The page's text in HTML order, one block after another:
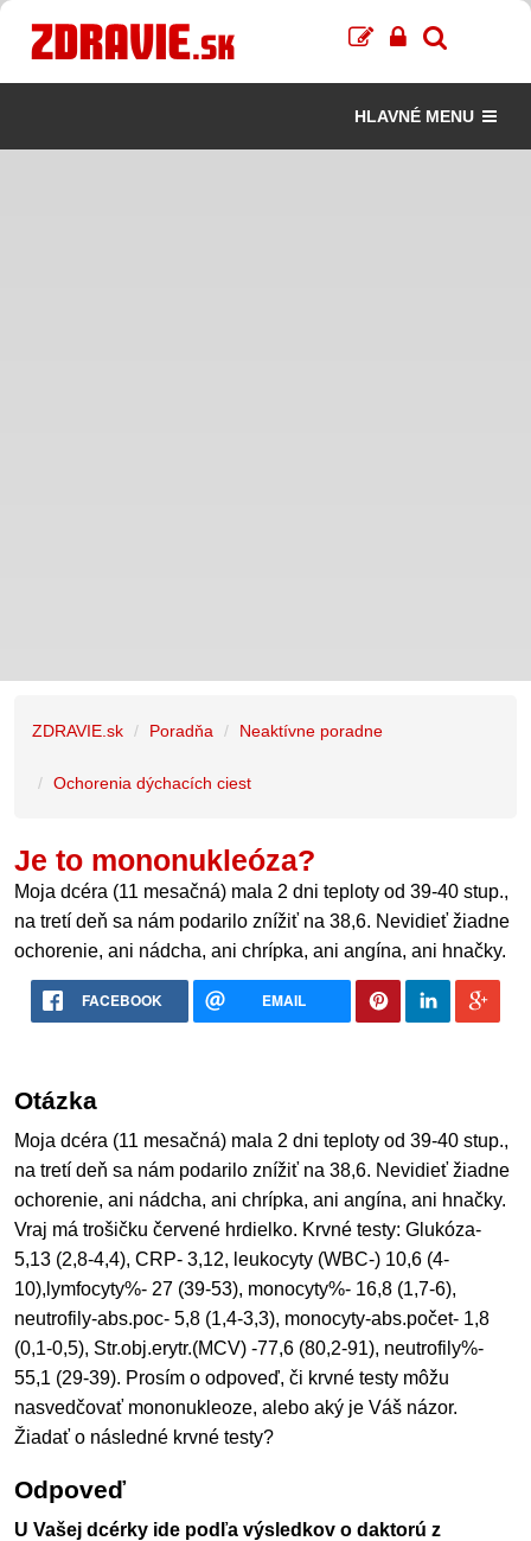
HLAVNÉ MENU
ZDRAVIE.sk Poradňa Neaktívne poradne
Ochorenia dýchacích ciest
Je to mononukleóza?
Moja dcéra (11 mesačná) mala 2 dni teploty od 39-40 stup.,
na tretí deň sa nám podarilo znížiť na 38,6. Nevidieť žiadne
ochorenie, ani nádcha, ani chrípka, ani angína, ani hnačky.
FACEBOOK EMAIL
Otázka
Moja dcéra (11 mesačná) mala 2 dni teploty od 39-40 stup.,
na tretí deň sa nám podarilo znížiť na 38,6. Nevidieť žiadne
ochorenie, ani nádcha, ani chrípka, ani angína, ani hnačky.
Vraj má trošičku červené hrdielko. Krvné testy: Glukóza-
5,13 (2,8-4,4), CRP- 3,12, leukocyty (WBC-) 10,6 (4-
10),lymfocyty%- 27 (39-53), monocyty%- 16,8 (1,7-6),
neutrofily-abs.poc- 5,8 (1,4-3,3), monocyty-abs.počet- 1,8
(0,1-0,5), Str.obj.erytr.(MCV) -77,6 (80,2-91), neutrofily%-
55,1 (29-39). Prosím o odpoveď, či krvné testy môžu
nasvedčovať mononukleoze, alebo aký je Váš názor.
Žiadať o následné krvné testy?
Odpoveď
U Vašej dcérky ide podľa výsledkov o daktorú z